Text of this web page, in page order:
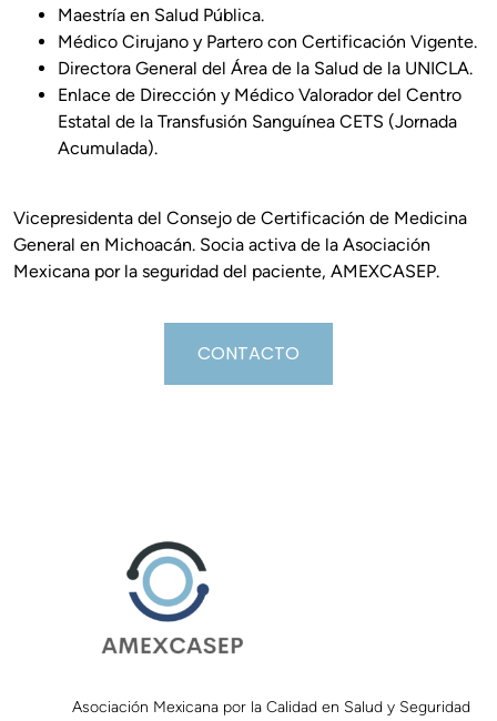
Maestría en Salud Pública.
Médico Cirujano y Partero con Certificación Vigente.
Directora General del Área de la Salud de la UNICLA.
Enlace de Dirección y Médico Valorador del Centro
Estatal de la Transfusión Sanguínea CETS (Jornada
Acumulada).
Vicepresidenta del Consejo de Certificación de Medicina
General en Michoacán. Socia activa de la Asociación
Mexicana por la seguridad del paciente, AMEXCASEP.
CONTACTO
Asociación Mexicana por la Calidad en Salud y Seguridad